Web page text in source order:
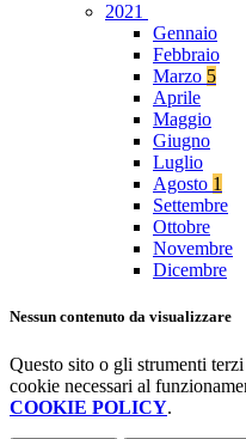
2021
Gennaio
Febbraio
Marzo 5
Aprile
Maggio
Giugno
Luglio
Agosto 1
Settembre
Ottobre
Novembre
Dicembre
Nessun contenuto da visualizzare
Questo sito o gli strumenti
cookie necessari al
COOKIE POLICY.